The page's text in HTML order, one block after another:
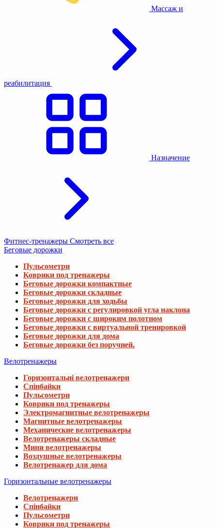
Массаж и
реабилитация
Назначение
Фитнес-тренажеры Смотреть все
Беговые дорожки
Пульсометри
Коврики под тренажеры
Беговые дорожки компактные
Беговые дорожки складные
Беговые дорожки для ходьбы
Беговые дорожки с регулировкой угла наклона
Беговые дорожки с широким полотном
Беговые дорожки с виртуальной тренировкой
Беговые дорожки для дома
Беговые дорожки без поручней.
Велотренажеры
Горизонтальні велотренажери
Спінбайки
Пульсометри
Коврики под тренажеры
Электромагнитные велотренажеры
Магнитные велотренажеры
Механические велотренажеры
Велотренажеры складные
Мини велотренажеры
Воздушные велотренажеры
Велотренажер для дома
Горизонтальные велотренажеры
Велотренажери
Спінбайки
Пульсометри
Коврики под тренажеры